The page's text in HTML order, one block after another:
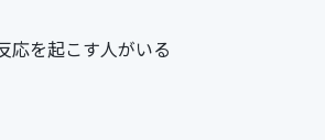
応を起こす人がいる